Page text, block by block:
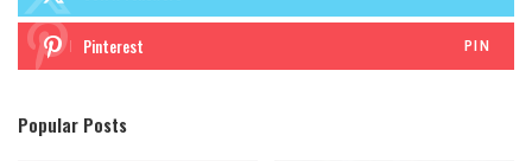
Pinterest PIN
Popular Posts